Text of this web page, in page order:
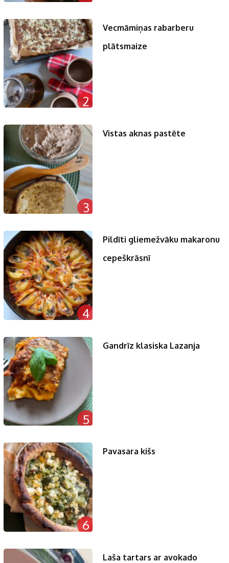
2
Vecmāmiņas rabarberu
plātsmaize
3
Vistas aknas pastēte
4
Pildīti gliemežvāku makaronu
cepeškrāsnī
5
Gandrīz klasiska Lazanja
6
Pavasara kišs
Laša tartars ar avokado